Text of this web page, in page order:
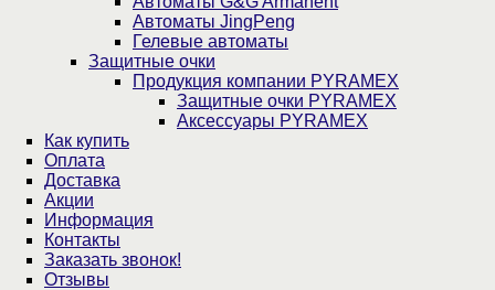
Автоматы JingPeng
Гелевые автоматы
Защитные очки
Продукция компании PYRAMEX
Защитные очки PYRAMEX
Аксессуары PYRAMEX
Как купить
Оплата
Доставка
Акции
Информация
Контакты
Заказать звонок!
Отзывы